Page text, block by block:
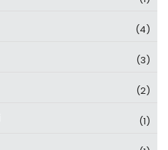
(4)
(3)
(2)
(1)